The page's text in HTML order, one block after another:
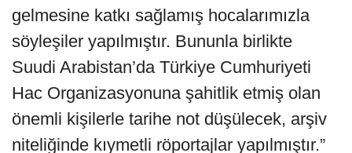
gelmesine katkı sağlamış hocalarımızla
söyleşiler yapılmıştır. Bununla birlikte
Suudi Arabistan’da Türkiye Cumhuriyeti
Hac Organizasyonuna şahitlik etmiş olan
önemli kişilerle tarihe not düşülecek, arşiv
niteliğinde kıymetli röportajlar yapılmıştır.”